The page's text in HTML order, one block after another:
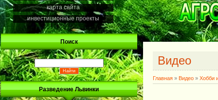
карта сайта
инвестиционные проекты
Поиск
Разведение Львинки
Видео
Главная » Видео » Хобби